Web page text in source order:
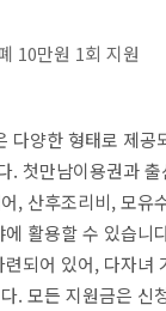
10만원 1회 지원
다양한 형태로 제공
. 첫만남이용권과
, 산후조리비, 모유
활용할 수 있습니
되어 있어, 다자녀
. 모든 지원금은 신